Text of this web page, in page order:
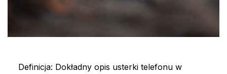
Definicja: Dokładny opis usterki telefonu w